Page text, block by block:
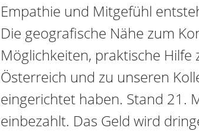
Empathie und Mitgefühl
Die geografische Nähe zum
Möglichkeiten, praktische
Österreich und zu unseren
eingerichtet haben. Stand 21.
einbezahlt. Das Geld wird